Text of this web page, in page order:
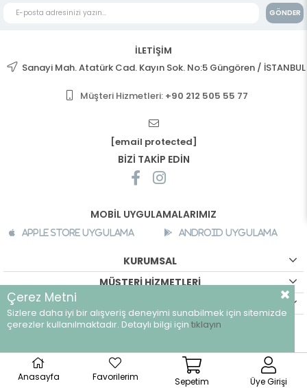
GÖNDER
İLETİŞİM
Sanayi Mah. Atatürk Cad. Kayın Sok. No:5 Güngören / İSTANBUL
Müşteri Hizmetleri: +90 212 505 55 77
[email protected]
BİZİ TAKİP EDİN
MOBİL UYGULAMALARIMIZ
Apple Store Uygulama Android Uygulama
KURUMSAL
MÜŞTERİ HİZMETLERİ
©breeze.com.tr - Tüm hakları saklıdır.
Anasayfa Favorilerim Sepetim Üye Girişi
Çerez Metni
Sizlere daha iyi bir alışveriş deneyimi sunabilmek için sitemizde
çerezler kullanılmaktadır. Detaylı bilgi için tıklayın